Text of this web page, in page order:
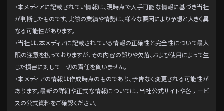
・本メディアに記載されてい情報は、現時点で入手可能な情報に基づき当社
が判断したものです。実際の業績や情勢は、様々な要因により予想と大きく異
なる可能性があります。
・当社は、本メディアに記載されている情報の正確性と完全性について最大
限の注意を払っておりますが、その内容の誤りや欠落、および使用によって生
じた損害に対して一切の責任を負いません。
・本メディアの情報は作成時点のものであり、予告なく変更される可能性が
あります。最新の詳細や正式な情報については、当社公式サイトや各サービ
スの公式資料をご確認ください。